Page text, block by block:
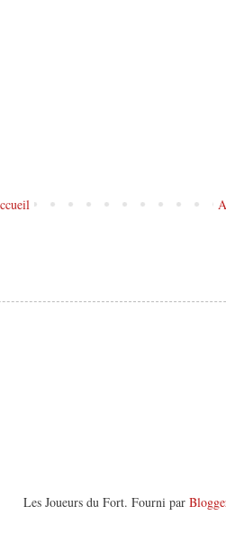
Les Joueurs du Fort. Fourni par